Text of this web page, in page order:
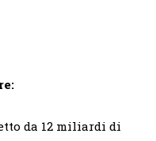
da 12 miliardi di